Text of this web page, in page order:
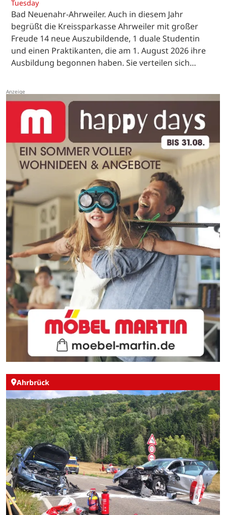
Tuesday
Bad Neuenahr-Ahrweiler. Auch in diesem Jahr
begrüßt die Kreissparkasse Ahrweiler mit großer
Freude 14 neue Auszubildende, 1 duale Studentin
und einen Praktikanten, die am 1. August 2026 ihre
Ausbildung begonnen haben. Sie verteilen sich…
Ahrbrück